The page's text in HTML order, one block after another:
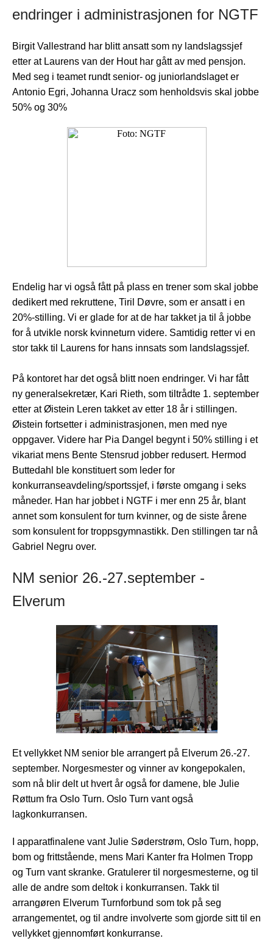
endringer i administrasjonen for NGTF
Birgit Vallestrand har blitt ansatt som ny landslagssjef
etter at Laurens van der Hout har gått av med pensjon.
Med seg i teamet rundt senior- og juniorlandslaget er
Antonio Egri, Johanna Uracz som henholdsvis skal jobbe
50% og 30%
Endelig har vi også fått på plass en trener som skal jobbe
dedikert med rekruttene, Tiril Døvre, som er ansatt i en
20%-stilling. Vi er glade for at de har takket ja til å jobbe
for å utvikle norsk kvinneturn videre. Samtidig retter vi en
stor takk til Laurens for hans innsats som landslagssjef.
På kontoret har det også blitt noen endringer. Vi har fått
ny generalsekretær, Kari Rieth, som tiltrådte 1. september
etter at Øistein Leren takket av etter 18 år i stillingen.
Øistein fortsetter i administrasjonen, men med nye
oppgaver. Videre har Pia Dangel begynt i 50% stilling i et
vikariat mens Bente Stensrud jobber redusert. Hermod
Buttedahl ble konstituert som leder for
konkurranseavdeling/sportssjef, i første omgang i seks
måneder. Han har jobbet i NGTF i mer enn 25 år, blant
annet som konsulent for turn kvinner, og de siste årene
som konsulent for troppsgymnastikk. Den stillingen tar nå
Gabriel Negru over.
NM senior 26.-27.september -
Elverum
Et vellykket NM senior ble arrangert på Elverum 26.-27.
september. Norgesmester og vinner av kongepokalen,
som nå blir delt ut hvert år også for damene, ble Julie
Røttum fra Oslo Turn. Oslo Turn vant også
lagkonkurransen.
I apparatfinalene vant Julie Søderstrøm, Oslo Turn, hopp,
bom og frittstående, mens Mari Kanter fra Holmen Tropp
og Turn vant skranke. Gratulerer til norgesmesterne, og til
alle de andre som deltok i konkurransen. Takk til
arrangøren Elverum Turnforbund som tok på seg
arrangementet, og til andre involverte som gjorde sitt til en
vellykket gjennomført konkurranse.